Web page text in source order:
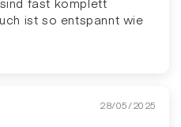
ist so entspannt wie
28/05/2025